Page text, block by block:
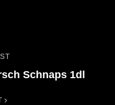
Schnaps 1dl